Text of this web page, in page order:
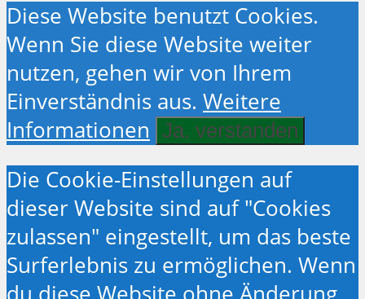
Diese Website benutzt Cookies.
Wenn Sie diese Website weiter
nutzen, gehen wir von Ihrem
Einverständnis aus. Weitere
Informationen
Ja. verstanden
Die Cookie-Einstellungen auf
dieser Website sind auf "Cookies
zulassen" eingestellt, um das beste
Surferlebnis zu ermöglichen. Wenn